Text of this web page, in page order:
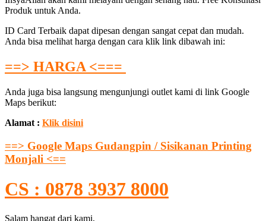
Produk untuk Anda.
ID Card Terbaik dapat dipesan dengan sangat cepat dan mudah.
Anda bisa melihat harga dengan cara klik link dibawah ini:
==> HARGA <===
Anda juga bisa langsung mengunjungi outlet kami di link Google
Maps berikut:
Alamat : Klik disini
==> Google Maps Gudangpin / Sisikanan Printing
Monjali <==
CS : 0878 3937 8000
Salam hangat dari kami,